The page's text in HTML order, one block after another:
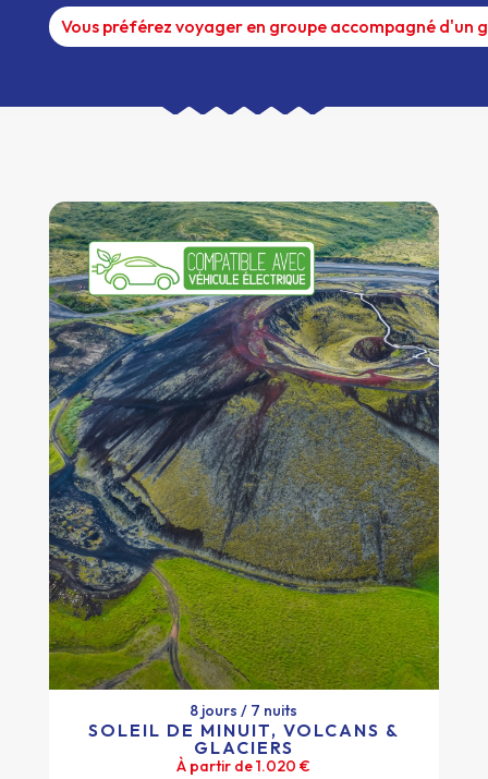
Vous préférez voyager en groupe accompagné d'un
8 jours / 7 nuits
SOLEIL DE MINUIT, VOLCANS &
GLACIERS
À partir de 1.020 €
Plus d'infos
8 jours / 7 nuits
SOLEIL DE MINUIT, VOLCANS &